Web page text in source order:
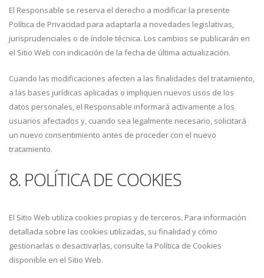
El Responsable se reserva el derecho a modificar la presente
Política de Privacidad para adaptarla a novedades legislativas,
jurisprudenciales o de índole técnica. Los cambios se publicarán en
el Sitio Web con indicación de la fecha de última actualización.
Cuando las modificaciones afecten a las finalidades del tratamiento,
a las bases jurídicas aplicadas o impliquen nuevos usos de los
datos personales, el Responsable informará activamente a los
usuarios afectados y, cuando sea legalmente necesario, solicitará
un nuevo consentimiento antes de proceder con el nuevo
tratamiento.
8. POLÍTICA DE COOKIES
El Sitio Web utiliza cookies propias y de terceros. Para información
detallada sobre las cookies utilizadas, su finalidad y cómo
gestionarlas o desactivarlas, consulte la Política de Cookies
disponible en el Sitio Web.